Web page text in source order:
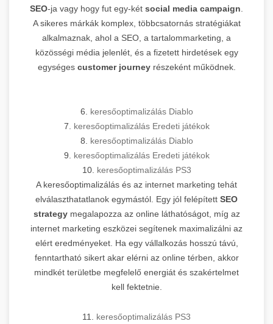
SEO-ja vagy hogy fut egy-két social media campaign
A sikeres márkák komplex, többcsatornás stratégiákat
alkalmaznak, ahol a SEO, a tartalommarketing, a
közösségi média jelenlét, és a fizetett hirdetések egy
egységes customer journeyrészeként működnek.
6. keresőoptimalizálás Diablo
7. keresőoptimalizálás Eredeti játékok
8. keresőoptimalizálás Diablo
9. keresőoptimalizálás Eredeti játékok
10. keresőoptimalizálás PS3
A keresőoptimalizálás és az internet marketing tehát
elválaszthatatlanok egymástól. Egy jól felépített SEO
strategymegalapozza az online láthatóságot, míg az
internet marketing eszközei segítenek maximalizálni az
elért eredményeket. Ha egy vállalkozás hosszú távú,
fenntartható sikert akar elérni az online térben, akkor
mindkét területbe megfelelő energiát és szakértelmet
kell fektetnie.
11. keresőoptimalizálás PS3